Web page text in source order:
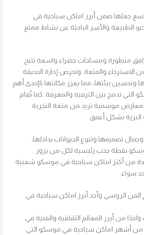
جعلها ضمن أبرز اماكن سياحية في
الطبيعة والأسر الباحثة عن نشاط ممتع
متطورة ومساحات خضراء واسعة تتيح
الاسترخاء والمتعة. وتحرص إدارة الحديقة
وتحسين بيئتها، مما يعزز مكانتها كإحدى أهم
تدمج بين الترفيه والمعرفة. كما تُقام
موسمية تزيد من متعة التجربة
البرية بشكل أعمق.
تصميمها وتنوع الحيوانات بداخلها،
نقطة جذب رئيسية لكل من يزور
من أكثر اماكن سياحية في موسكو شعبية
سواء.
الروسي وأحد أبرز اماكن سياحية في
من أبرز المعالم الثقافية والفنية في
من أشهر اماكن سياحية في موسكو التي